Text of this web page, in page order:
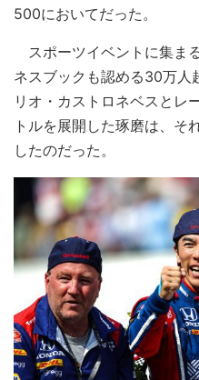
500においてだった。
スポーツイベントに集ま
ネスブックも認める30万人
リオ・カストロネベスとレ
トルを展開した琢磨は、そ
したのだった。